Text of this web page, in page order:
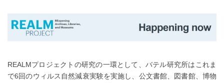
REALMプロジェクトの研究の一環として、バテル研究所はこれま
で6回のウィルス自然減衰実験を実施し、公文書館、図書館、博物